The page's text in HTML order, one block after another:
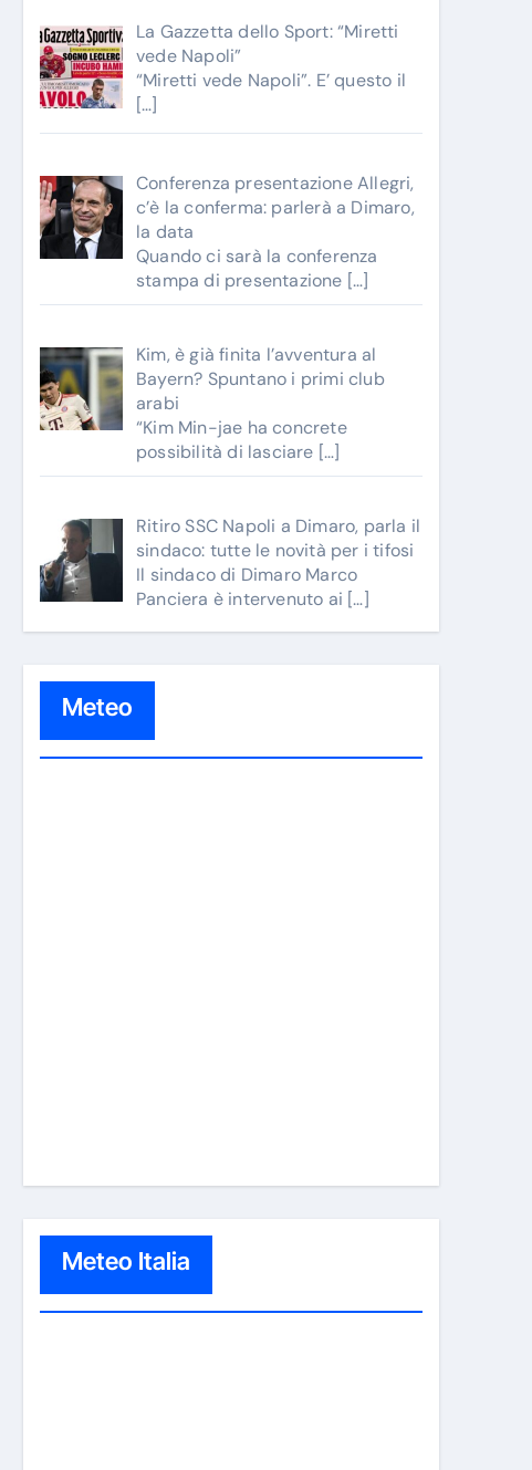
La Gazzetta dello Sport: “Miretti
vede Napoli”
“Miretti vede Napoli”. E’ questo il
[…]
Conferenza presentazione Allegri,
c’è la conferma: parlerà a Dimaro,
la data
Quando ci sarà la conferenza
stampa di presentazione […]
Kim, è già finita l’avventura al
Bayern? Spuntano i primi club
arabi
“Kim Min-jae ha concrete
possibilità di lasciare […]
Ritiro SSC Napoli a Dimaro, parla il
sindaco: tutte le novità per i tifosi
Il sindaco di Dimaro Marco
Panciera è intervenuto ai […]
Meteo
Meteo Italia